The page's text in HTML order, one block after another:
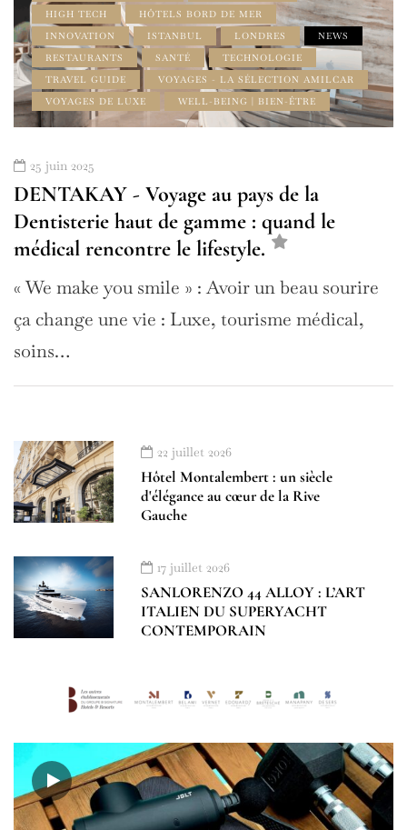
HIGH TECH
HÔTELS BORD DE MER
INNOVATION
ISTANBUL LONDRES
NEWS
RESTAURANTS
SANTÉ
TECHNOLOGIE
TRAVEL GUIDE
VOYAGES - LA SÉLECTION AMILCAR
VOYAGES DE LUXE
WELL-BEING | BIEN-ÊTRE
25 juin 2025
DENTAKAY - Voyage au pays de la
Dentisterie haut de gamme : quand le
médical rencontre le lifestyle.
« We make you smile » : Avoir un beau sourire
ça change une vie : Luxe, tourisme médical,
soins…
22 juillet 2026
Hôtel Montalembert : un siècle
d'élégance au cœur de la Rive
Gauche
17 juillet 2026
SANLORENZO 44 ALLOY : L’ART
ITALIEN DU SUPERYACHT
CONTEMPORAIN